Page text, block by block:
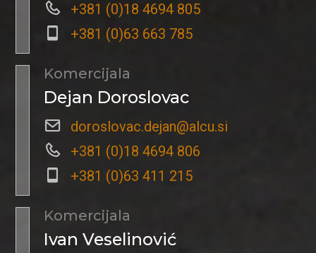
+381 (0)18 4694 805
+381 (0)63 663 785
Komercijala
Dejan Doroslovac
doroslovac.dejan@alcu.si
+381 (0)18 4694 806
+381 (0)63 411 215
Komercijala
Ivan Veselinović